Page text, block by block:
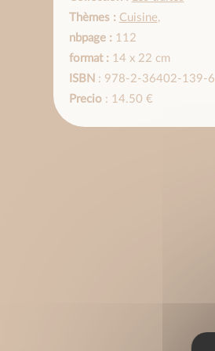
Thèmes : Cuisine,
nbpage :112
format :14 x 22 cm
ISBN : 978-2-36402-139-6
Precio: 14.50 €